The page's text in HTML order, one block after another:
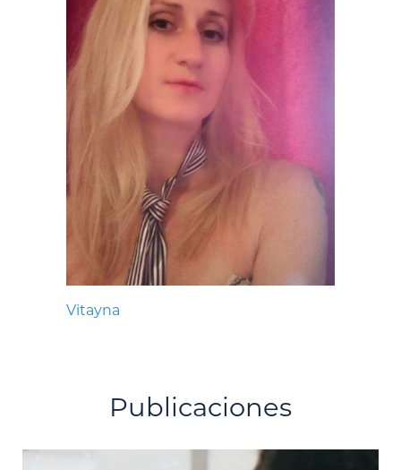
Vitayna
Publicaciones